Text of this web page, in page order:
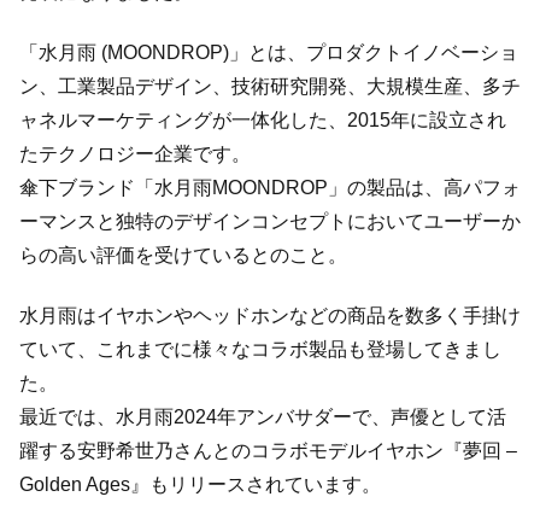
「水月雨 (MOONDROP)」とは、プロダクトイノベーショ
ン、工業製品デザイン、技術研究開発、大規模生産、多チ
ャネルマーケティングが一体化した、2015年に設立され
たテクノロジー企業です。
傘下ブランド「水月雨MOONDROP」の製品は、高パフォ
ーマンスと独特のデザインコンセプトにおいてユーザーか
らの高い評価を受けているとのこと。
水月雨はイヤホンやヘッドホンなどの商品を数多く手掛け
ていて、これまでに様々なコラボ製品も登場してきまし
た。
最近では、水月雨2024年アンバサダーで、声優として活
躍する安野希世乃さんとのコラボモデルイヤホン『夢回 –
Golden Ages』もリリースされています。